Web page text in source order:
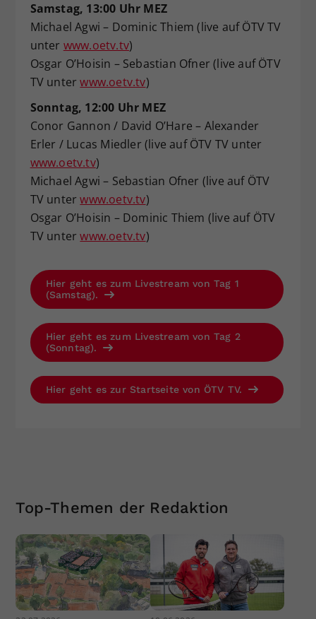
Samstag, 13:00 Uhr MEZ
Michael Agwi – Dominic Thiem (live auf ÖTV TV
unter www.oetv.tv)
Osgar O’Hoisin – Sebastian Ofner (live auf ÖTV
TV unterwww.oetv.tv)
Sonntag, 12:00 Uhr MEZ
Conor Gannon / David O’Hare – Alexander
Erler / Lucas Miedler (live auf ÖTV TV unter
www.oetv.tv)
Michael Agwi – Sebastian Ofner (live auf ÖTV
TV unterwww.oetv.tv)
Osgar O’Hoisin – Dominic Thiem (live auf ÖTV
TV unterwww.oetv.tv)
Hier geht es zum Livestream von Tag 1
(Samstag).
Hier geht es zum Livestream von Tag 2
(Sonntag).
Hier geht es zur Startseite von ÖTV TV.
Top-Themen der Redaktion